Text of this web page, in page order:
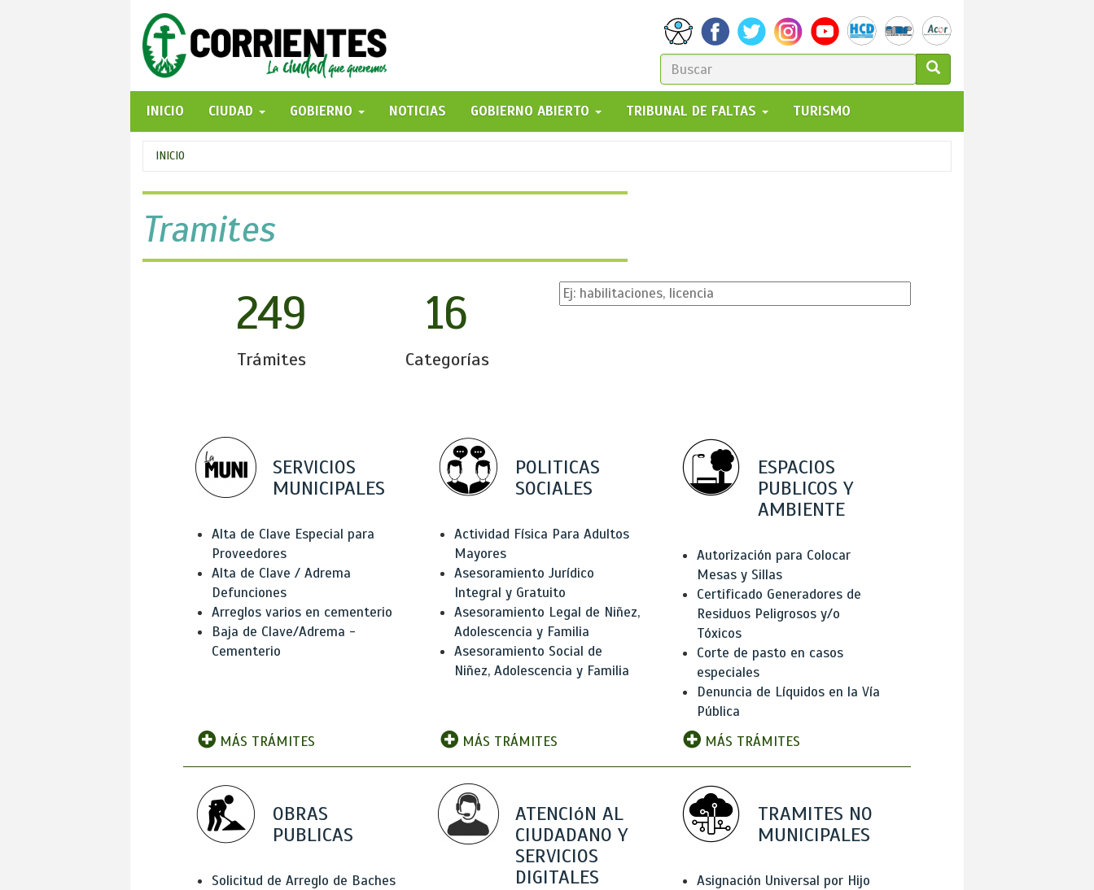
FORMULARIO
DE
BÚSQUEDA
GO!
INICIO
CIUDAD GOBIERNO NOTICIAS GOBIERNO ABIERTO TRIBUNAL DE FALTAS TURISMO
Se
encuentra
usted
aquí
INICIO
Tramites
249
Trámites
16
Categorías
SERVICIOS
MUNICIPALES
Alta de Clave Especial para
Proveedores
Alta de Clave / Adrema
Defunciones
Arreglos varios en cementerio
Baja de Clave/Adrema -
Cementerio
MÁS TRÁMITES
POLITICAS
SOCIALES
Actividad Física Para Adultos
Mayores
Asesoramiento Jurídico
Integral y Gratuito
Asesoramiento Legal de Niñez,
Adolescencia y Familia
Asesoramiento Social de
Niñez, Adolescencia y Familia
MÁS TRÁMITES
ESPACIOS
PUBLICOS Y
AMBIENTE
Autorización para Colocar
Mesas y Sillas
Certificado Generadores de
Residuos Peligrosos y/o
Tóxicos
Corte de pasto en casos
especiales
Denuncia de Líquidos en la Vía
Pública
MÁS TRÁMITES
OBRAS
PUBLICAS
Solicitud de Arreglo de Baches
ATENCIóN AL
CIUDADANO Y
SERVICIOS
DIGITALES
TRAMITES NO
MUNICIPALES
Asignación Universal por Hijo